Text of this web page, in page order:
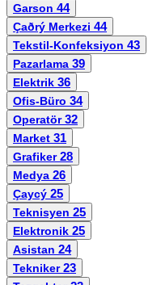
Garson 44
Çaðrý Merkezi 44
Tekstil-Konfeksiyon 43
Pazarlama 39
Elektrik 36
Ofis-Büro 34
Operatör32
Market 31
Grafiker28
Medya 26
Çaycý 25
Teknisyen 25
Elektronik 25
Asistan 24
Tekniker23